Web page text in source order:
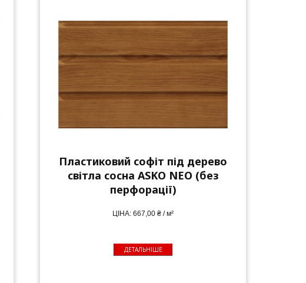
Пластиковий софіт під дерево
світла сосна ASKO NEO (без
перфорації)
ЦІНА: 667,00 ₴ / м²
ДЕТАЛЬНІШЕ